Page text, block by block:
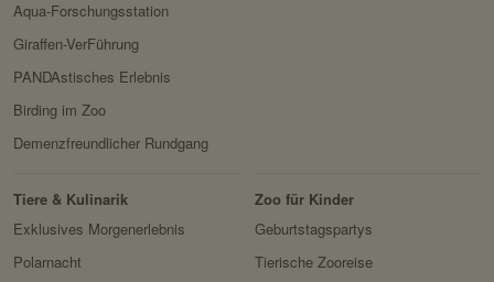
Aqua-Forschungsstation
Giraffen-VerFührung
PANDAstisches Erlebnis
Birding im Zoo
Demenzfreundlicher Rundgang
Tiere & Kulinarik
Exklusives Morgenerlebnis
Polarnacht
Zoo für Kinder
Geburtstagspartys
Tierische Zooreise